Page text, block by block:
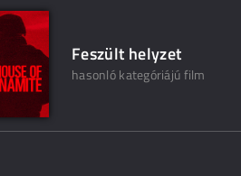
Feszült helyzet
hasonló kategóriájú film